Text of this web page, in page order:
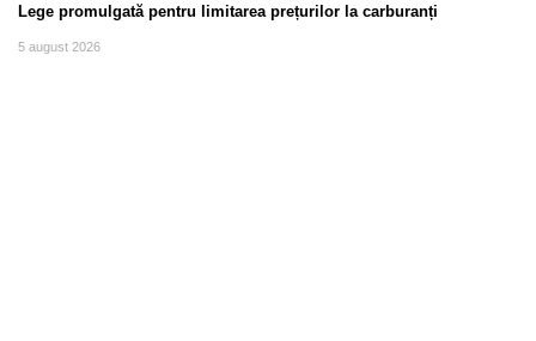
Lege promulgată pentru limitarea prețurilor la carburanți
5 august 2026